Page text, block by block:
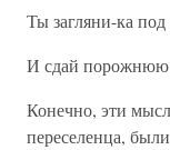
Ты загляни-ка
И сдай порожнюю
Конечно, эти
переселенца,